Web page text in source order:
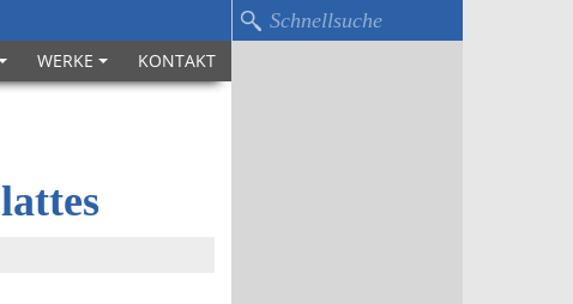
WERKE KONTAKT